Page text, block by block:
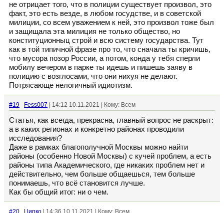
не отрицает того, что в полиции существует произвол, это
факт, это есть везде, в любом госудстве, и в советской
милиции, со всем уважением к ней, это произвол тоже был
и защищала эта милиция не только общество, но
конституционныц строй и всю систему государства. Тут
как в той типичной фразе про то, что сначала ты кричишь,
что мусора позор России, а потом, конда у тебя сперли
мобилу вечером в парке ты идешь и пишешь заяву в
полицию с возглосами, что они нихуя не делают.
Потрясающе нелогичный идиотизм.
#19 Fess007 | 14:12 10.11.2021 | Кому: Всем
Статья, как всегда, прекрасна, главный вопрос не раскрыт:
а в каких регионах и конкретно районах проводили
исследования?
Даже в рамках благополучной Москвы можно найти
районы (особенно Новой Москвы) с кучей проблем, а есть
районы типа Академического, где никаких проблем нет и
действительно, чем больше общаешься, тем больше
понимаешь, что всё становится лучше.
Как бы общий итог: ни о чем.
#20 Ципко | 14:36 10.11.2021 | Кому: Всем